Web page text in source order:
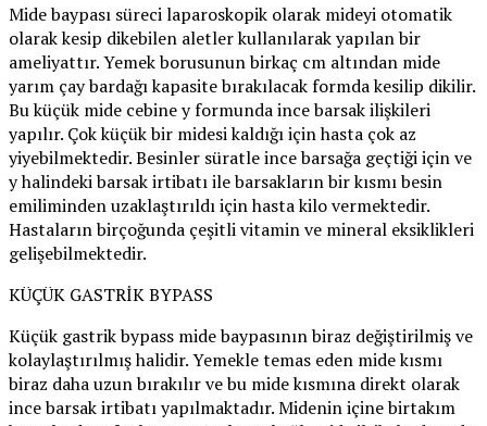
Mide baypası süreci laparoskopik olarak mideyi otomatik
olarak kesip dikebilen aletler kullanılarak yapılan bir
ameliyattır. Yemek borusunun birkaç cm altından mide
yarım çay bardağı kapasite bırakılacak formda kesilip dikilir.
Bu küçük mide cebine y formunda ince barsak ilişkileri
yapılır. Çok küçük bir midesi kaldığı için hasta çok az
yiyebilmektedir. Besinler süratle ince barsağa geçtiği için ve
y halindeki barsak irtibatı ile barsakların bir kısmı besin
emiliminden uzaklaştırıldı için hasta kilo vermektedir.
Hastaların birçoğunda çeşitli vitamin ve mineral eksiklikleri
gelişebilmektedir.
KÜÇÜK GASTRİK BYPASS
Küçük gastrik bypass mide baypasının biraz değiştirilmiş ve
kolaylaştırılmış halidir. Yemekle temas eden mide kısmı
biraz daha uzun bırakılır ve bu mide kısmına direkt olarak
ince barsak irtibatı yapılmaktadır. Midenin içine birtakım